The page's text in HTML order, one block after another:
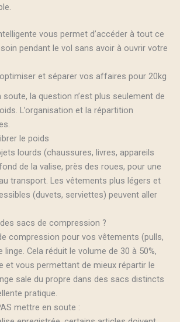
vous permet d’accéder à tout ce
pendant le vol sans avoir à ouvrir votre
et séparer vos affaires pour 20kg
soute, la question n’est plus seulement de
L’organisation et la répartition
le poids
lourds (chaussures, livres, appareils
de la valise, près des roues, pour une
transport. Les vêtements plus légers et
(duvets, serviettes) peuvent aller
sacs de compression ?
compression pour vos vêtements (pulls,
Cela réduit le volume de 30 à 50%,
et vous permettant de mieux répartir le
sale du propre dans des sacs distincts
pratique.
mettre en soute :